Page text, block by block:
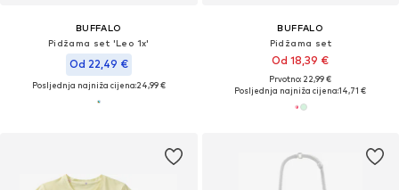
BUFFALO
Pidžama set 'Leo 1x'
Od 22,49 €
Posljednja najniža cijena:24,99 €
BUFFALO
Pidžama set
Od 18,39 €
Prvotno: 22,99 €
Posljednja najniža cijena:14,71 €